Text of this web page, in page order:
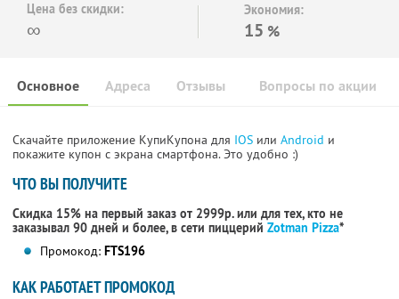
Цена без скидки:
∞
Экономия:
15 %
Основное Отзывы Вопросы по акции
Адреса
Скачайте приложение КупиКупона для IOS или Android и
покажите купон с экрана смартфона. Это удобно :)
ЧТО ВЫ ПОЛУЧИТЕ
Скидка 15% на первый заказ от 2999р. или для тех, кто не
заказывал 90 дней и более, в сети пиццерий Zotman Pizza*
Промокод: FTS196
КАК РАБОТАЕТ ПРОМОКОД